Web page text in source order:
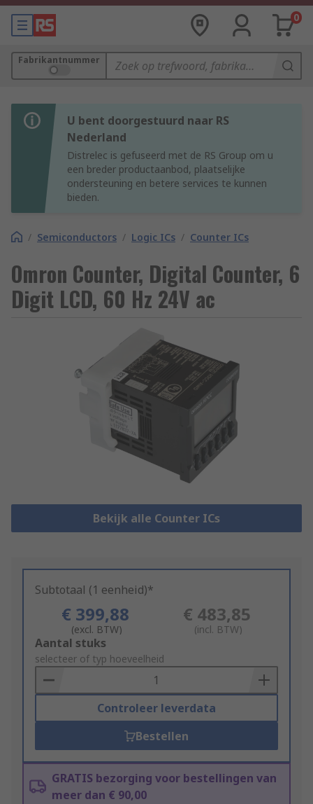
0
Fabrikantnummer
U bent doorgestuurd naar RS
Nederland
Distrelec is gefuseerd met de RS Group om u
een breder productaanbod, plaatselijke
ondersteuning en betere services te kunnen
bieden.
/ Semiconductors / Logic ICs / Counter ICs
Omron Counter, Digital Counter, 6
Digit LCD, 60 Hz 24V ac
Bekijk alle Counter ICs
Subtotaal (1 eenheid)*
€ 399,88
(excl. BTW)
€ 483,85
(incl. BTW)
Add
to
Basket
Aantal stuks
selecteer of typ hoeveelheid
Controleer leverdata
Bestellen
GRATIS bezorging voor bestellingen van
meer dan € 90,00